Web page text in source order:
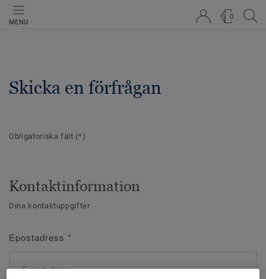
MENU
0
Skicka en förfrågan
Obligatoriska fält (*)
Kontaktinformation
Dina kontaktuppgifter
Epostadress *